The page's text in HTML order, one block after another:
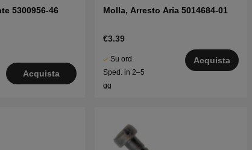
5300956-46
Acquista
Molla, Arresto Aria 5014684-01
€3.39
Su ord.
Sped. in 2–5
gg
Acquista